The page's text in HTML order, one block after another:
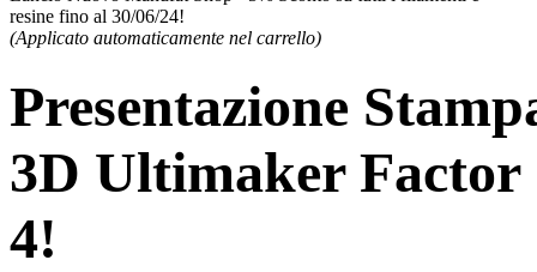
resine fino al 30/06/24!
(Applicato automaticamente nel carrello)
Presentazione
3D Ultimaker Factor
4!